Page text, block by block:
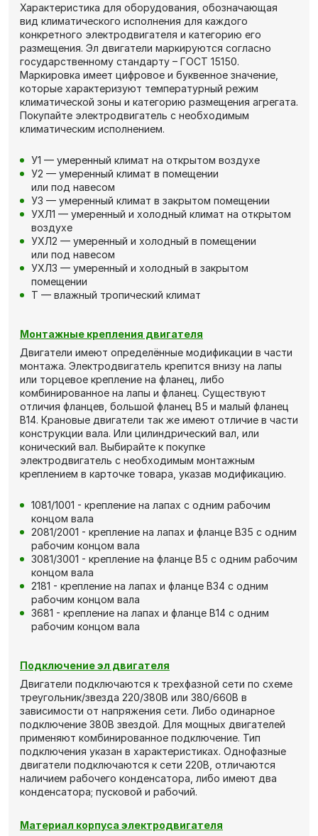
Характеристика для оборудования, обозначающая
вид климатического исполнения для каждого
конкретного электродвигателя и категорию его
размещения. Эл двигатели маркируются согласно
государственному стандарту – ГОСТ 15150.
Маркировка имеет цифровое и буквенное значение,
которые характеризуют температурный режим
климатической зоны и категорию размещения агрегата.
Покупайте электродвигатель с необходимым
климатическим исполнением.
У1 — умеренный климат на открытом воздухе
У2 — умеренный климат в помещении
или под навесом
У3 — умеренный климат в закрытом помещении
УХЛ1 — умеренный и холодный климат на открытом
воздухе
УХЛ2 — умеренный и холодный в помещении
или под навесом
УХЛ3 — умеренный и холодный в закрытом
помещении
Т — влажный тропический климат
Монтажные крепления двигателя
Двигатели имеют определённые модификации в части
монтажа. Электродвигатель крепится внизу на лапы
или торцевое крепление на фланец, либо
комбинированное на лапы и фланец. Существуют
отличия фланцев, большой фланец В5 и малый фланец
В14. Крановые двигатели так же имеют отличие в части
конструкции вала. Или цилиндрический вал, или
конический вал. Выбирайте к покупке
электродвигатель с необходимым монтажным
креплением в карточке товара, указав модификацию.
1081/1001 - крепление на лапах с одним рабочим
концом вала
2081/2001 - крепление на лапах и фланце В35 с одним
рабочим концом вала
3081/3001 - крепление на фланце В5 с одним рабочим
концом вала
2181 - крепление на лапах и фланце В34 с одним
рабочим концом вала
3681 - крепление на лапах и фланце В14 с одним
рабочим концом вала
Подключение эл двигателя
Двигатели подключаются к трехфазной сети по схеме
треугольник/звезда 220/380В или 380/660В в
зависимости от напряжения сети. Либо одинарное
подключение 380В звездой. Для мощных двигателей
применяют комбинированное подключение. Тип
подключения указан в характеристиках. Однофазные
двигатели подключаются к сети 220В, отличаются
наличием рабочего конденсатора, либо имеют два
конденсатора; пусковой и рабочий.
Материал корпуса электродвигателя